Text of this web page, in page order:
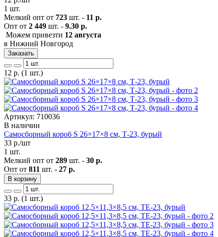
1 шт.
Мелкий опт от 723 шт. - 11 р.
Опт от 2 449 шт. - 9.30 р.
Можем привезти 12 августа
в Нижний Новгород
Заказать
12 р. (1 шт.)
Артикул: 710036
В наличии
Самосборный короб S 26×17×8 см, Т-23, бурый
33 р./шт
1 шт.
Мелкий опт от 289 шт. - 30 р.
Опт от 811 шт. - 27 р.
В корзину
33 р. (1 шт.)